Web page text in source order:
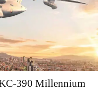
390 Millennium